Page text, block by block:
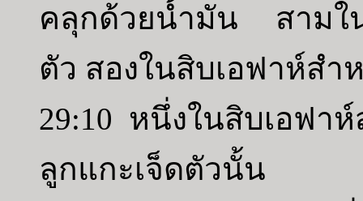
คลุกด้วยน้ำมัน สามใ
ตัว สองในสิบเอฟาห์สำ
29:10 หนึ่งในสิบเอฟา
ลูกแกะเจ็ดตัวนั้น